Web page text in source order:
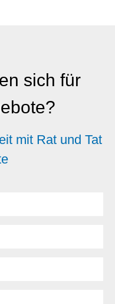
sich für
mit Rat und Tat